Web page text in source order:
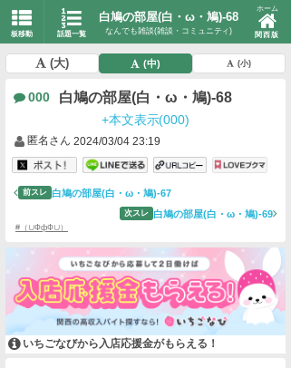
板移動 話題一覧
白鳩の部屋(白・ω・鳩)-68
なんでも雑談(雑談・コミュニティ)
ホーム
関西版
(大) (中) (小)
000 白鳩の部屋(白・ω・鳩)-68
+本文表示(000)
匿名さん 2024/03/04 23:19
前スレ 白鳩の部屋(白・ω・鳩)-67
次スレ 白鳩の部屋(白・ω・鳩)-69
#（∪ФфФ∪）
いちごなびから入店応援金がもらえる！